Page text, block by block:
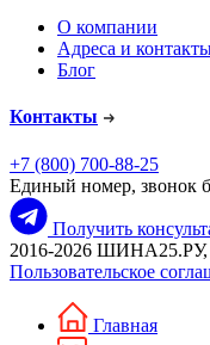
О компании
Адреса и
Блог
Контакты
+7 (800) 700-88-25
Единый номер, звонок
Получить
2016-2026 ШИНА25.РУ,
Пользовательское
Главная